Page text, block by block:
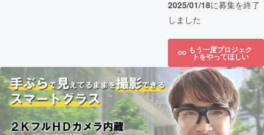
2025/01/18に募集を終了
しました
もう一度プロジェク
トをやってほしい